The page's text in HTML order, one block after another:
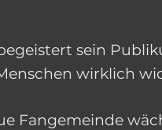
sein
wirklich
Fangemeinde